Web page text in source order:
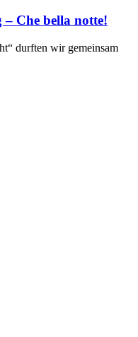
– Che bella notte!
durften wir gemeinsam